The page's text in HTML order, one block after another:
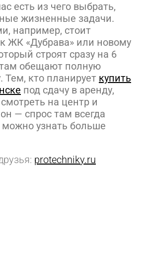
есть из чего выбрать,
жизненные задачи.
например, стоит
ЖК «Дубрава» или новому
строят сразу на 6
обещают полную
Тем, кто планирует купить
под сдачу в аренду,
на центр и
— спрос там всегда
можно узнать больше
protechniky.ru